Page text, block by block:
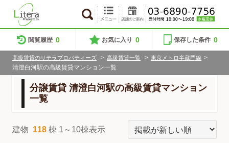
閲覧履歴 0 お気に入り 0 保存した条件 0
高級賃貸のリテラプロパティーズ > 高級賃貸一覧 > 東京メトロ半蔵門線 >
清澄白河駅の高級賃貸マンション一覧
分譲賃貸 清澄白河駅の高級賃貸マンション
一覧
建物 118 棟 1～10棟表示